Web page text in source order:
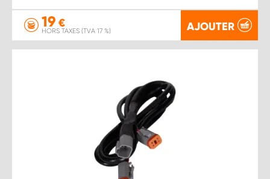
19 €
HORS TAXES (TVA 17 %) AJOUTER